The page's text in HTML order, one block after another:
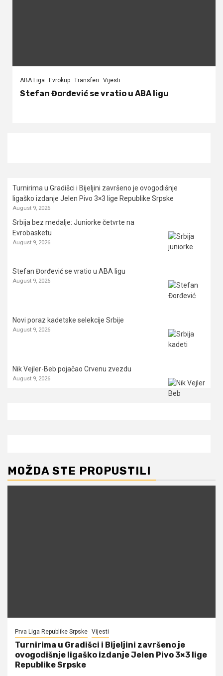
ABA Liga Evrokup Transferi Vijesti
Stefan Đorđević se vratio u ABA ligu
Turnirima u Gradišci i Bijeljini završeno je ovogodišnje
ligaško izdanje Jelen Pivo 3×3 lige Republike Srpske
August 9, 2026
Srbija bez medalje: Juniorke četvrte na
Evrobasketu
August 9, 2026
Stefan Đorđević se vratio u ABA ligu
August 9, 2026
Novi poraz kadetske selekcije Srbije
August 9, 2026
Nik Vejler-Beb pojačao Crvenu zvezdu
August 9, 2026
MOŽDA STE PROPUSTILI
Prva Liga Republike Srpske Vijesti
Turnirima u Gradišci i Bijeljini završeno je
ovogodišnje ligaško izdanje Jelen Pivo 3×3 lige
Republike Srpske